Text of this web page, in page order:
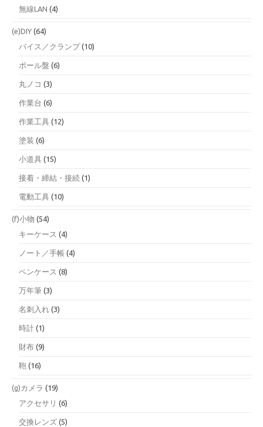
無線LAN (4)
(e)DIY (64)
バイス／クランプ(10)
ボール盤 (6)
丸ノコ (3)
作業台 (6)
作業工具 (12)
塗装 (6)
小道具 (15)
接着・締結・接続 (1)
電動工具 (10)
(f)小物 (54)
キーケース (4)
ノート／手帳 (4)
ペンケース (8)
万年筆 (3)
名刺入れ (3)
時計 (1)
財布 (9)
鞄 (16)
(g)カメラ (19)
アクセサリ (6)
交換レンズ (5)